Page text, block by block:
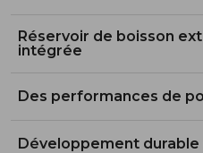
Réservoir de boisson
intégrée
Des performances de
Développement